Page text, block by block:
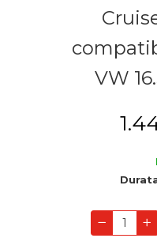
VW